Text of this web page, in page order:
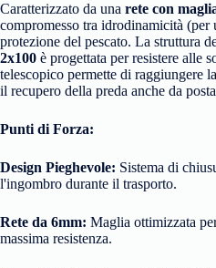
Caratterizzato da una rete con
compromesso tra idrodinamicità
protezione del pescato. La struttura
2x100 è progettata per resistere alle
telescopico permette di raggiungere
il recupero della preda anche da
Punti di Forza:
Design Pieghevole: Sistema di
l'ingombro durante il trasporto.
Rete da 6mm: Maglia ottimizzata
massima resistenza.